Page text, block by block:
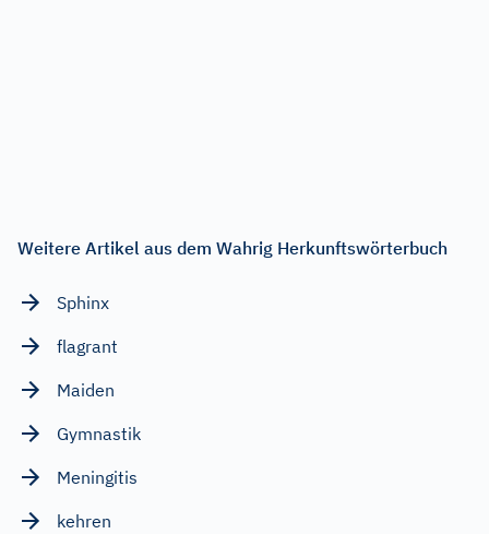
Weitere Artikel aus dem Wahrig Herkunftswörterbuch
Sphinx
flagrant
Maiden
Gymnastik
Meningitis
kehren